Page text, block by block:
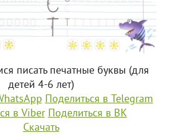
писать печатные буквы (для
детей 4-6 лет)
Поделиться в Telegram
в Viber Поделиться в ВК
Скачать